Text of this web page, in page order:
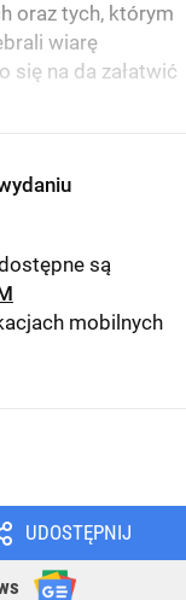
oraz tych, którym
wiarę
się na da załatwić
są
mobilnych
UDOSTĘPNIJ